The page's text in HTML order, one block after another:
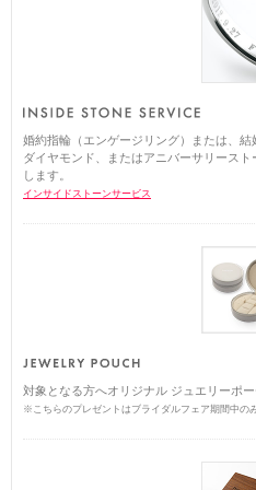
婚約指輪（エンゲージリング）または、結
ダイヤモンド、またはアニバーサリース
します。
インサイドストーンサービス
対象となる方へオリジナル ジュエリーポ
※こちらのプレゼントはブライダルフェア期間中の